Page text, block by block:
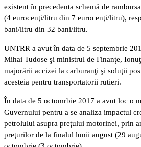
existent în precedenta schemă de
(4 eurocenţi/litru din 7 eurocenţi/litru),
bani/litru din 32 bani/litru.
UNTRR a avut în data de 5 septembrie
Mihai Tudose şi ministrul de Finanţe,
majorării accizei la carburanţi şi soluţii
acesteia pentru transportatorii rutieri.
În data de 5 octomrbie 2017 a avut loc o
Guvernului pentru a se analiza impactul
petrolului asupra preţului motorinei, prin
preţurilor de la finalul lunii august (29